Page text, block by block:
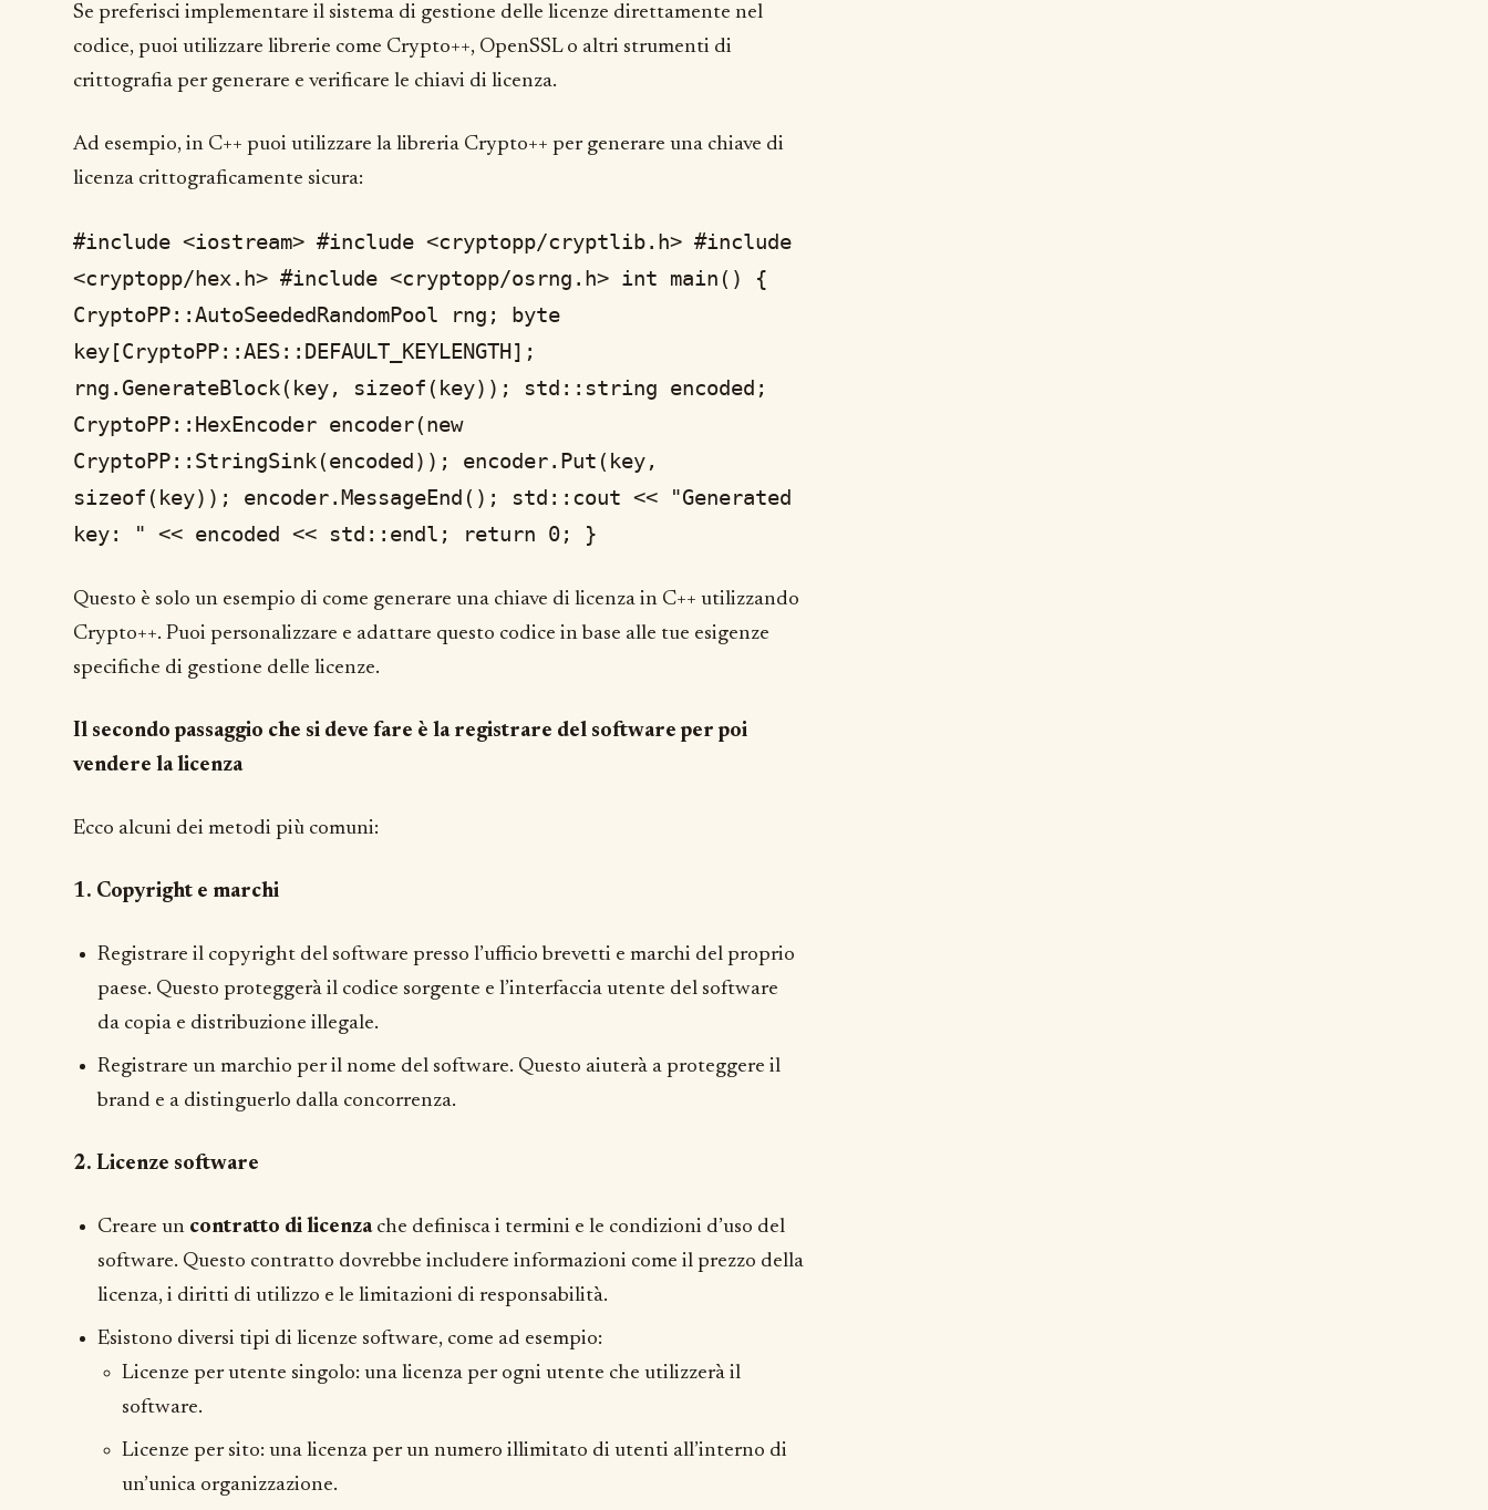
Se preferisci implementare il sistema di gestione delle licenze direttamente nel
codice, puoi utilizzare librerie come Crypto++, OpenSSL o altri strumenti di
crittografia per generare e verificare le chiavi di licenza.
Ad esempio, in C++ puoi utilizzare la libreria Crypto++ per generare una chiave di
licenza crittograficamente sicura:
#include <iostream> #include <cryptopp/cryptlib.h> #include
<cryptopp/hex.h> #include <cryptopp/osrng.h> int main() {
CryptoPP::AutoSeededRandomPool rng; byte
key[CryptoPP::AES::DEFAULT_KEYLENGTH];
rng.GenerateBlock(key, sizeof(key)); std::string encoded;
CryptoPP::HexEncoder encoder(new
CryptoPP::StringSink(encoded)); encoder.Put(key,
sizeof(key)); encoder.MessageEnd(); std::cout << "Generated
key: " << encoded << std::endl; return 0; }
Questo è solo un esempio di come generare una chiave di licenza in C++ utilizzando
Crypto++. Puoi personalizzare e adattare questo codice in base alle tue esigenze
specifiche di gestione delle licenze.
Il secondo passaggio che si deve fare è la registrare del software per poi
vendere la licenza
Ecco alcuni dei metodi più comuni:
1. Copyright e marchi
Registrare il copyright del software presso l’ufficio brevetti e marchi del proprio
paese. Questo proteggerà il codice sorgente e l’interfaccia utente del software
da copia e distribuzione illegale.
Registrare un marchio per il nome del software. Questo aiuterà a proteggere il
brand e a distinguerlo dalla concorrenza.
2. Licenze software
Creare un contratto di licenzache definisca i termini e le condizioni d’uso del
software. Questo contratto dovrebbe includere informazioni come il prezzo della
licenza, i diritti di utilizzo e le limitazioni di responsabilità.
Esistono diversi tipi di licenze software, come ad esempio:
Licenze per utente singolo: una licenza per ogni utente che utilizzerà il
software.
Licenze per sito: una licenza per un numero illimitato di utenti all’interno di
un’unica organizzazione.